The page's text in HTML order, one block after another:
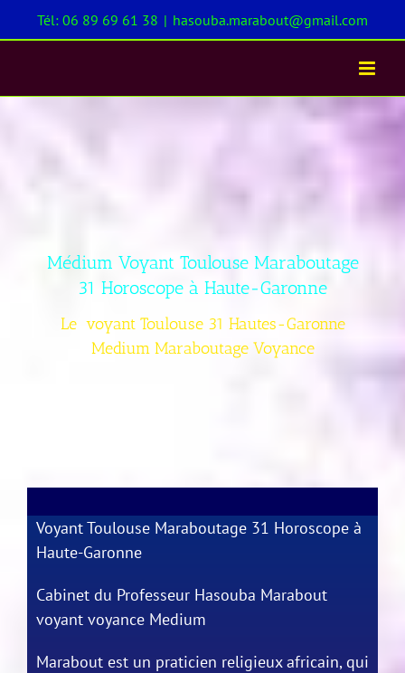
Passer
au
Tél: 06 89 69 61 38 | hasouba.marabout@gmail.com
Médium Voyant Toulouse Maraboutage
31 Horoscope à Haute-Garonne
Le voyant Toulouse 31 Hautes-Garonne
Medium Maraboutage Voyance
Voyant Toulouse Maraboutage 31 Horoscope à
Haute-Garonne
Cabinet du Professeur Hasouba Marabout
voyant voyance Medium
Marabout est un praticien religieux africain, qui